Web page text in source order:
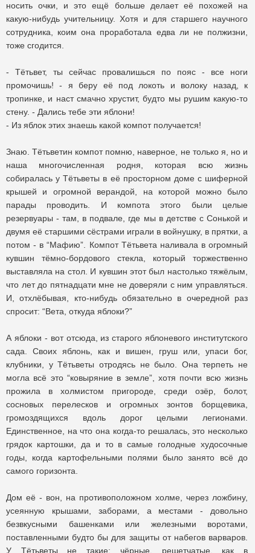
носить очки, и это ещё больше делает её похожей на
какую-нибудь учительницу. Хотя и для старшего научного
сотрудника, коим она проработала едва ли не полжизни,
тоже сгодится.
- Тётьвет, ты сейчас провалишься по пояс - все ноги
промочишь! - я беру её под локоть и волоку назад, к
тропинке, и наст смачно хрустит, будто мы рушим какую-то
стену. - Дались тебе эти яблони!
- Из яблок этих знаешь какой компот получается!
Знаю. Тётьветин компот помню, наверное, не только я, но и
наша многочисленная родня, которая всю жизнь
собиралась у Тётьветы в её просторном доме с шиферной
крышей и огромной верандой, на которой можно было
парады проводить. И компота этого были целые
резервуары - там, в подвале, где мы в детстве с Сонькой и
двумя её старшими сёстрами играли в войнушку, в прятки, а
потом - в “Мафию”. Компот Тётьвета наливала в огромный
кувшин тёмно-бордового стекла, который торжественно
выставляла на стол. И кувшин этот был настолько тяжёлым,
что лет до пятнадцати мне не доверяли с ним управляться.
И, отхлёбывая, кто-нибудь обязательно в очередной раз
спросит: “Вета, откуда яблоки?”
А яблоки - вот отсюда, из старого яблоневого институтского
сада. Своих яблонь, как и вишен, груш или, упаси бог,
клубники, у Тётьветы отродясь не было. Она терпеть не
могла всё это “ковыряние в земле”, хотя почти всю жизнь
прожила в холмистом пригороде, среди озёр, болот,
сосновых перелесков и огромных зонтов борщевика,
громоздящихся вдоль дорог целыми легионами.
Единственное, на что она когда-то решалась, это несколько
грядок картошки, да и то в самые голодные худосочные
годы, когда картофельными полями было занято всё до
самого горизонта.
Дом её - вон, на противоположном холме, через ложбину,
усеянную крышами, заборами, а местами - довольно
безвкусными башенками или железными воротами,
поставленными будто бы для защиты от набегов варваров.
У Тётьветы не такие: чёрные, решетчатые, как в